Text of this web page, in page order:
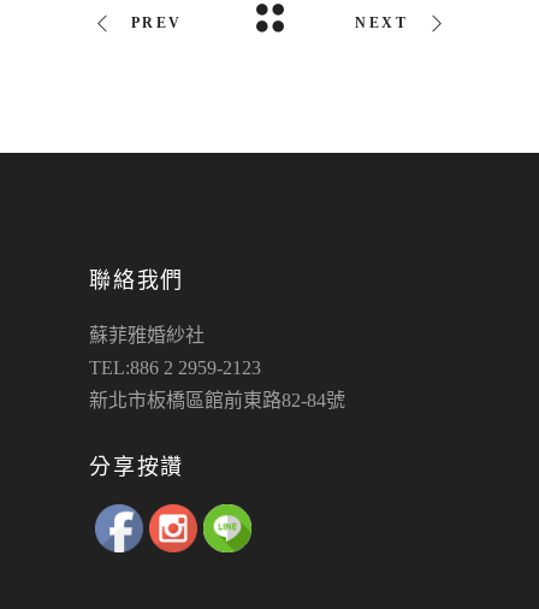
PREV NEXT
聯絡我們
蘇菲雅婚紗社
TEL:886 2 2959-2123
新北市板橋區館前東路82-84號
分享按讚